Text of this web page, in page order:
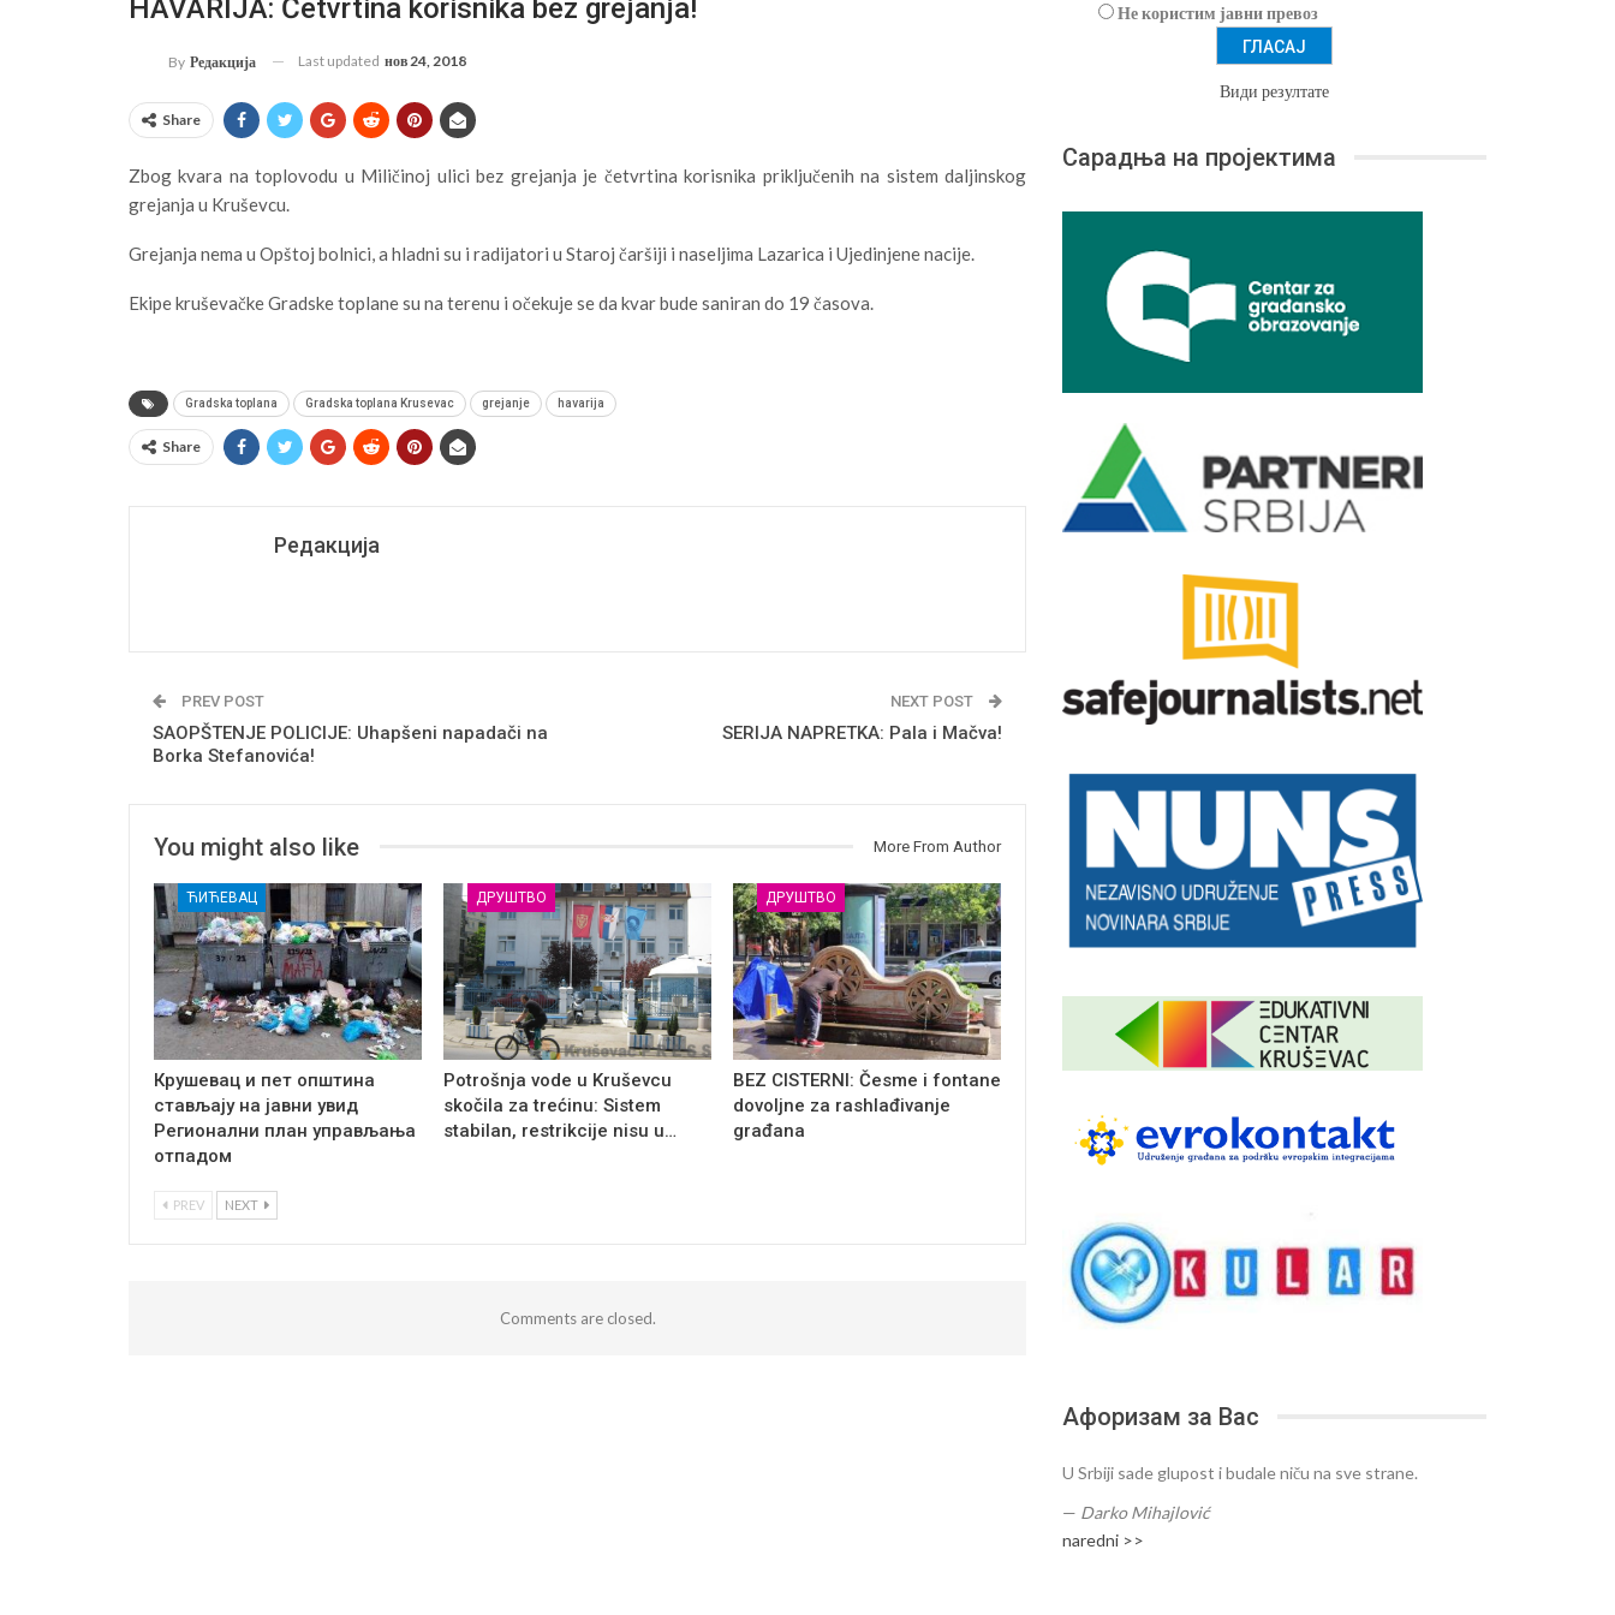
HAVARIJA: Četvrtina korisnika bez grejanja!
By Редакција Last updated нов 24, 2018
Share
Zbog kvara na toplovodu u Miličinoj ulici bez grejanja je četvrtina korisnika priključenih na sistem daljinskog
grejanja u Kruševcu.
Grejanja nema u Opštoj bolnici, a hladni su i radijatori u Staroj čaršiji i naseljima Lazarica i Ujedinjene nacije.
Ekipe kruševačke Gradske toplane su na terenu i očekuje se da kvar bude saniran do 19 časova.
Gradska toplana Gradska toplana Krusevac grejanje havarija
Share
Редакција
PREV POST
SAOPŠTENJE POLICIJE: Uhapšeni napadači na
Borka Stefanovića!
NEXT POST
SERIJA NAPRETKA: Pala i Mačva!
You might also like More From Author
ЋИЋЕВАЦ
Крушевац и пет општина
стављају на јавни увид
Регионални план управљања
отпадом
ДРУШТВО
Potrošnja vode u Kruševcu
skočila za trećinu: Sistem
stabilan, restrikcije nisu u…
ДРУШТВО
BEZ CISTERNI: Česme i fontane
dovoljne za rashlađivanje
građana
PREV NEXT
Comments are closed.
Не користим јавни превоз
Види резултате
Сарадња на пројектима
Афоризам за Вас
U Srbiji sade glupost i budale niču na sve strane.
— Darko Mihajlović
naredni >>